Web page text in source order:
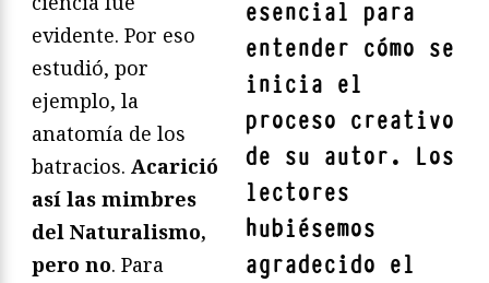
esencial para
entender cómo se
inicia el
proceso creativo
de su autor. Los
lectores
hubiésemos
agradecido el
evidente. Por eso
estudió, por
ejemplo, la
anatomía de los
batracios. Acarició
así las mimbres
del Naturalismo,
pero no. Para